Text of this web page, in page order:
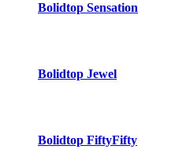
Bolidtop Sensation
Bolidtop Jewel
Bolidtop FiftyFifty